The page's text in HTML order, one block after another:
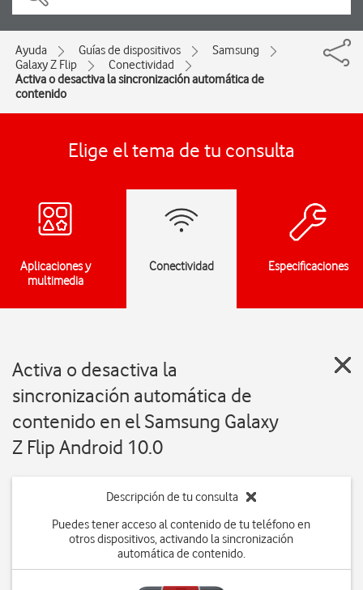
Ayuda Guías de dispositivos
Samsung
Galaxy Z Flip
Conectividad
Activa o desactiva la sincronización automática de
contenido
Elige el tema de tu consulta
Aplicaciones y
multimedia
Conectividad Especificaciones
Activa o desactiva la
sincronización automática de
contenido en el Samsung Galaxy
Z Flip Android 10.0
Descripción de tu consulta
Puedes tener acceso al contenido de tu teléfono en
otros dispositivos, activando la sincronización
automática de contenido.